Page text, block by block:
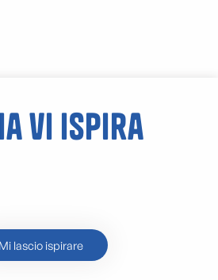
vi ispira
Victor
Mi lascio ispirare